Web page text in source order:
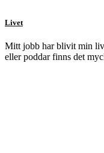
Livet
Mitt jobb har blivit min
eller poddar finns det